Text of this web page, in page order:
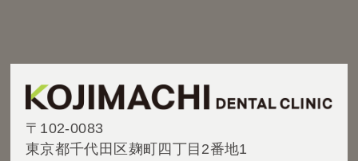
〒102-0083
東京都千代田区麹町四丁目2番地1